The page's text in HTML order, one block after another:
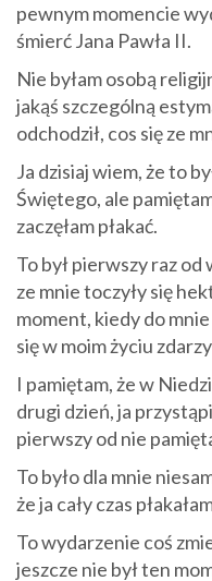
pewnym momencie
śmierć Jana Pawła II.
Nie byłam osobą
jakąś szczególną
odchodził, cos się ze
Ja dzisiaj wiem, że to
Świętego, ale
zaczęłam płakać.
To był pierwszy raz
ze mnie toczyły się
moment, kiedy do
się w moim życiu
I pamiętam, że w
drugi dzień, ja
pierwszy od nie
To było dla mnie
że ja cały czas
To wydarzenie coś
jeszcze nie był ten